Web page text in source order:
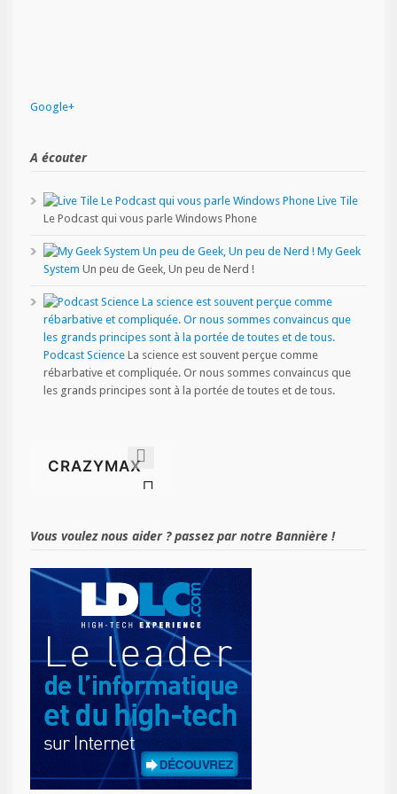
Google+
A écouter
Live Tile
Le Podcast qui vous parle Windows Phone
My Geek
System Un peu de Geek, Un peu de Nerd !
Podcast Science La science est souvent perçue comme
rébarbative et compliquée. Or nous sommes convaincus que
les grands principes sont à la portée de toutes et de tous.
Vous voulez nous aider ? passez par notre Bannière !